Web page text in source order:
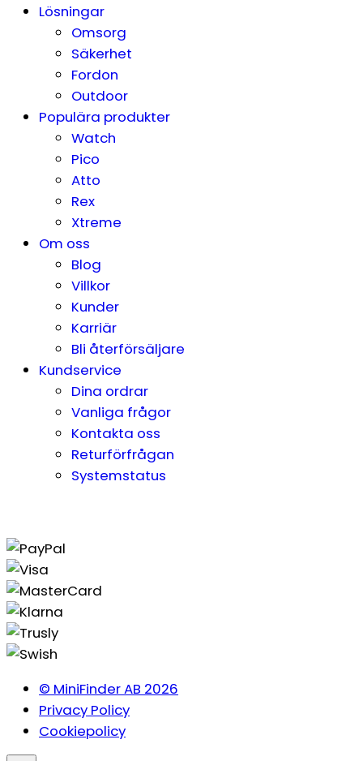
Lösningar
Omsorg
Säkerhet
Fordon
Outdoor
Populära produkter
Watch
Pico
Atto
Rex
Xtreme
Om oss
Blog
Villkor
Kunder
Karriär
Bli återförsäljare
Kundservice
Dina ordrar
Vanliga frågor
Kontakta oss
Returförfrågan
Systemstatus
© MiniFinder AB 2026
Privacy Policy
Cookiepolicy